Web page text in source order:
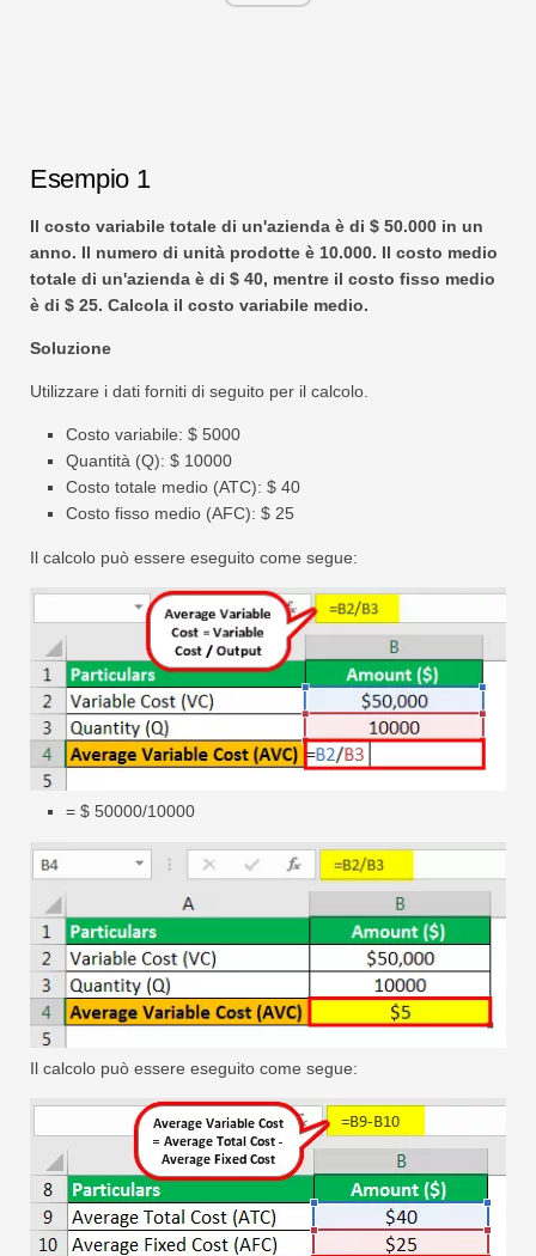
Esempio 1
Il costo variabile totale di un'azienda è di $ 50.000 in un
anno. Il numero di unità prodotte è 10.000. Il costo medio
totale di un'azienda è di $ 40, mentre il costo fisso medio
è di $ 25. Calcola il costo variabile medio.
Soluzione
Utilizzare i dati forniti di seguito per il calcolo.
Costo variabile: $ 5000
Quantità (Q): $ 10000
Costo totale medio (ATC): $ 40
Costo fisso medio (AFC): $ 25
Il calcolo può essere eseguito come segue:
= $ 50000/10000
Il calcolo può essere eseguito come segue: